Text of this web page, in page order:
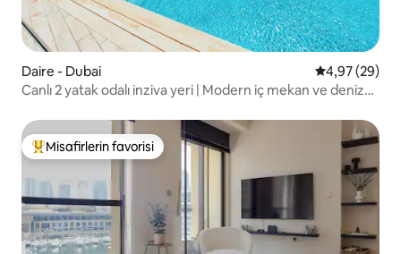
Daire - Dubai 5 üzerinden
4,97 (29)
Canlı 2 yatak odalı inziva yeri | Modern iç mekan ve deniz
Misafirlerin favorilerinden en beğenilenler arasında
Misafirlerin favorisi